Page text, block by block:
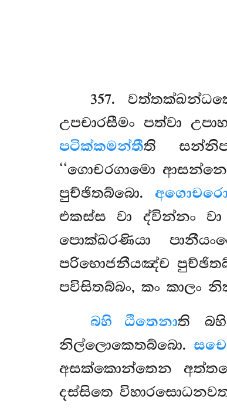
357.
උපචාරසීමං පත්වා
පටික්කමන්තීති
‘‘ගොචරගාමො ආසන්නෙ
පුච්ඡිතබ්බො. අගොචරො
එකස්ස වා ද්වින්නං
පොක්ඛරණියා
පරිභොජනීයඤ්ච
පවිසිතබ්බං, කං කාලං
බහි ඨිතෙනාති බහි
නිල්ලොකෙතබ්බො.
අසක්කොන්තෙන
දස්සිතෙ